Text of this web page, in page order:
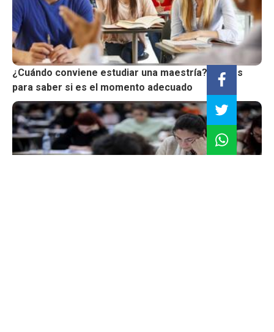
¿Cuándo conviene estudiar una maestría?: claves
para saber si es el momento adecuado